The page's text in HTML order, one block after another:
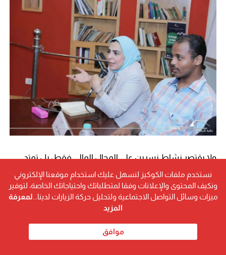
ولا يقتصر نشاط نسرين على المجال المالي فقط، بل تمتد
إسهاماتها إلى العمل المجتمعي والتنظيمي، حيث تشغل
منصب رئيس لجنة التطوير في أمانة اللجان النوعية بحزب
“حماة وطن”، إضافة إلى كونها رئيس لجنة التسويق
بمؤسسة الجمهورية الجديدة، وهي أدوار تؤكد حضورها
نستخدم ملفات الكوكيز لنسهل عليك استخدام موقعنا الإلكتروني
ونكيف المحتوى والإعلانات وفقا لمتطلباتك واحتياجاتك الخاصة، لتوفير
ميزات وسائل التواصل الاجتماعية ولتحليل حركة الزيارات لدينا... لمعرفة
المزيد
موافق